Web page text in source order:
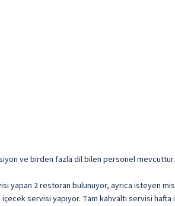
ve birden fazla dil bilen personel mevcuttur.
yapan 2 restoran bulunuyor, ayrıca isteyen
servisi yapıyor. Tam kahvaltı servisi hafta